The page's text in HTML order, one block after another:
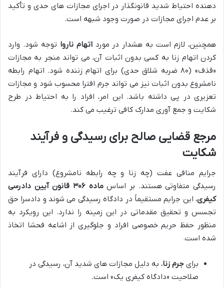
دهنده احتیاط شدید قانونگذار در اجرای مجازات های حدی و تأکید
بر عدم اجرای مجازات در صورت وجود شبهه است.
همچنین، لازم است به هشدار در مورداتهام ناروا توجه شود. وارد
کردن اتهام زنا به کسی بدون اثبات آن، می تواند منجر به مجازات
«قذف» (۸۰ ضربه شلاق حدی) برای اتهام زننده شود. اتهام رابطه
نامشروع بدون اثبات نیز می تواند جرم افترا محسوب شود و مجازات
تعزیری در پی داشته باشد. این امر، افراد را به احتیاط در طرح
شکایت و جمع آوری مدارک کافی ترغیب می کند.
مرجع قضایی صالح برای رسیدگی و فرآیند
شکایت
جرایم منافی عفت (چه زنا و چه رابطه نامشروع) دارای فرآیند
رسیدگی متفاوتی هستند. بر اساس
ماده ۳۰۶ قانون آیین دادرسی
کیفری، این جرایم مستقیماً در دادگاه رسیدگی می شوند و دادسرا حق
تجسس و تحقیق مقدماتی در این زمینه را ندارد. این رویکرد به
منظور حفظ حریم خصوصی افراد و جلوگیری از اشاعه فحشا اتخاذ
شده است.
برای جرم زنا، به دلیل مجازات های شدید آن، رسیدگی در
صلاحیت «دادگاه کیفری یک» است.